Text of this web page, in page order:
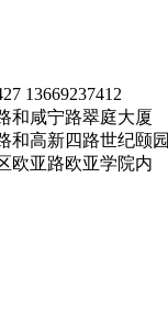
13669237412
和咸宁路翠庭大厦
和高新四路世纪颐园
欧亚路欧亚学院内